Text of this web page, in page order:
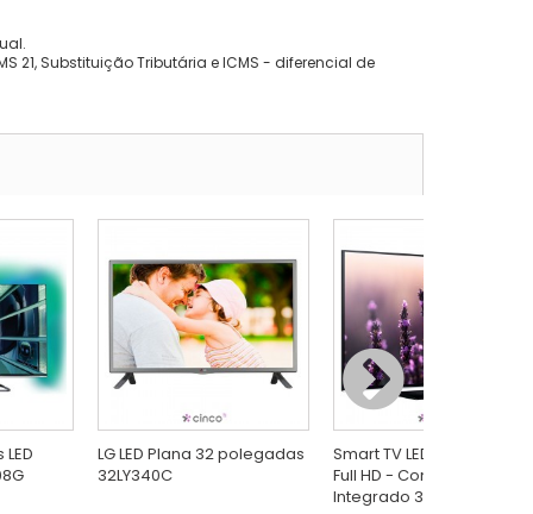
21, Substituição Tributária e ICMS - diferencial de
LG LED Plana 32 polegadas
32LY340C
Smart TV LED 40"
Full HD - Conversor
Integrado 3 HDMI 2 USB...